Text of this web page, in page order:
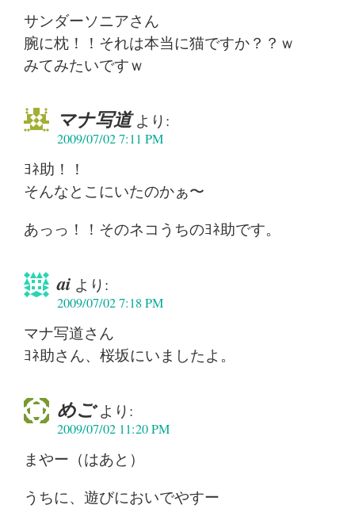
サンダーソニアさん
腕に枕！！それは本当に猫ですか？？ｗ
みてみたいですｗ
マナ写道 より:
2009/07/02 7:11 PM
ﾖﾈ助！！
そんなとこにいたのかぁ〜
あっっ！！そのネコうちのﾖﾈ助です。
ai より:
2009/07/02 7:18 PM
マナ写道さん
ﾖﾈ助さん、桜坂にいましたよ。
めご より:
2009/07/02 11:20 PM
まやー（はあと）
うちに、遊びにおいでやすー